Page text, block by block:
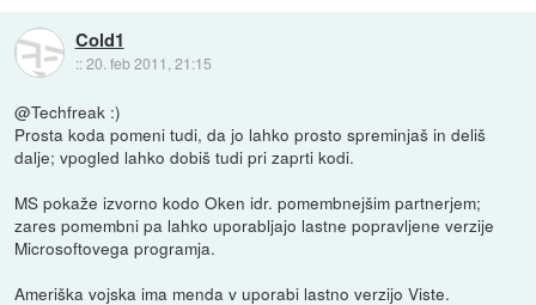
Cold1
::20. feb 2011, 21:15
@Techfreak :)
Prosta koda pomeni tudi, da jo lahko prosto spreminjaš in deliš
dalje; vpogled lahko dobiš tudi pri zaprti kodi.
MS pokaže izvorno kodo Oken idr. pomembnejšim partnerjem;
zares pomembni pa lahko uporabljajo lastne popravljene verzije
Microsoftovega programja.
Ameriška vojska ima menda v uporabi lastno verzijo Viste.